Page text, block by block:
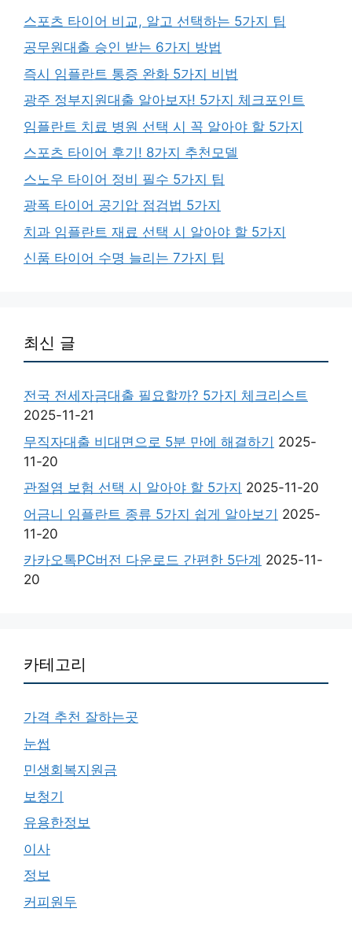
스포츠 타이어 비교, 알고 선택하는 5가지 팁
공무원대출 승인 받는 6가지 방법
즉시 임플란트 통증 완화 5가지 비법
광주 정부지원대출 알아보자! 5가지 체크포인트
임플란트 치료 병원 선택 시 꼭 알아야 할 5가지
스포츠 타이어 후기! 8가지 추천모델
스노우 타이어 정비 필수 5가지 팁
광폭 타이어 공기압 점검법 5가지
치과 임플란트 재료 선택 시 알아야 할 5가지
신품 타이어 수명 늘리는 7가지 팁
최신 글
전국 전세자금대출 필요할까? 5가지 체크리스트
2025-11-21
무직자대출 비대면으로 5분 만에 해결하기 2025-
11-20
관절염 보험 선택 시 알아야 할 5가지 2025-11-20
어금니 임플란트 종류 5가지 쉽게 알아보기 2025-
11-20
카카오톡PC버전 다운로드 간편한 5단계 2025-11-
20
카테고리
가격 추천 잘하는곳
눈썹
민생회복지원금
보청기
유용한정보
이사
정보
커피원두